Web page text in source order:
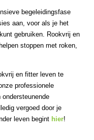
begeleidingsfase
aan, voor als je het
gebruiken. Rookvrij en
stoppen met roken,
en fitter leven te
professionele
vergoed door je
leven begint hier!